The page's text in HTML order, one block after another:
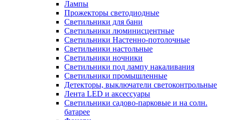
Лампы
Прожекторы светодиодные
Светильники для бани
Светильники люминисцентные
Светильники Настенно-потолочные
Светильники настольные
Светильники ночники
Светильники под лампу накаливания
Светильники промышленные
Детекторы, выключатели светоконтрольные
Лента LED и аксессуары
Светильники садово-парковые и на солн.
батарее